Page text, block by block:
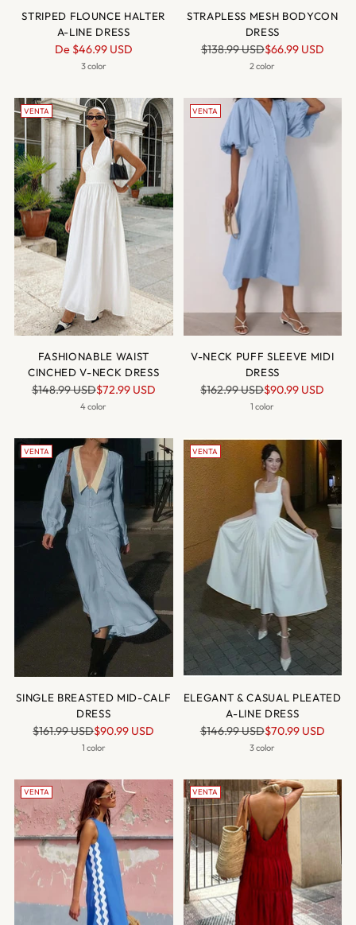
STRIPED FLOUNCE HALTER
A-LINE DRESS
Precio
normal
De $46.99 USD
3 color
STRAPLESS MESH BODYCON
DRESS
Precio
normal
$138.99 USD$66.99 USD
2 color
VENTA
FASHIONABLE WAIST
CINCHED V-NECK DRESS
Precio
normal
$148.99 USD$72.99 USD
4 color
VENTA
V-NECK PUFF SLEEVE MIDI
DRESS
Precio
normal
$162.99 USD$90.99 USD
1 color
VENTA
SINGLE BREASTED MID-CALF
DRESS
Precio
normal
$161.99 USD$90.99 USD
1 color
VENTA
ELEGANT & CASUAL PLEATED
A-LINE DRESS
Precio
normal
$146.99 USD$70.99 USD
3 color
VENTA VENTA